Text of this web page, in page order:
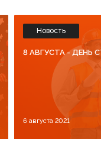
Новость
8 АВГУСТА - ДЕНЬ
6 августа 2021